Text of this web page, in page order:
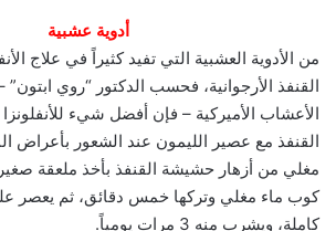
أدوية عشبية
من الأدوية العشبية التي تفيد كثيراً في علاج
القنفذ الأرجوانية، فحسب الدكتور “روي
الأعشاب الأميركية – فإن أفضل شيء
القنفذ مع عصير الليمون عند الشعور
مغلي من أزهار حشيشة القنفذ بأخذ ملعقة
كوب ماء مغلي وتركها خمس دقائق، ثم يعصر
كاملة، ويشرب منه 3 مرات يومياً.